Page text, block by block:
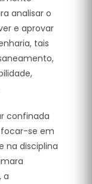
analisar o
e aprovar
tais
confinada
focar-se em
na disciplina
a